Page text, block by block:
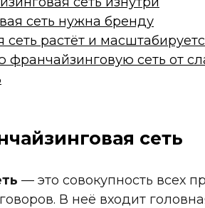
сеть нужна бренду
растёт и
франчайзинговую сеть от
сеть
— это совокупность всех
В неё входит